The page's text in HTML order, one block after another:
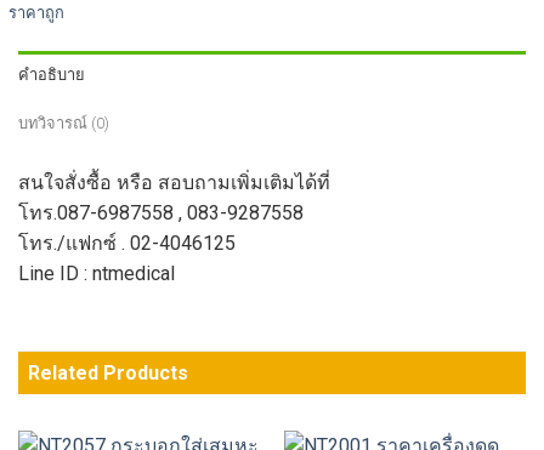
ราคาถูก
คำอธิบาย
บทวิจารณ์ (0)
สนใจสั่งซื้อ หรือ สอบถามเพิ่มเติมได้ที่
โทร.087-6987558 , 083-9287558
โทร./แฟกซ์ . 02-4046125
Line ID : ntmedical
Related Products